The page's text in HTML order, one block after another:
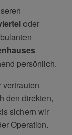
oder
persönlich.
den direkten,
sichern wir
Operation.